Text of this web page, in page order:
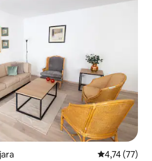
4,74 de uma
4,74 (77)